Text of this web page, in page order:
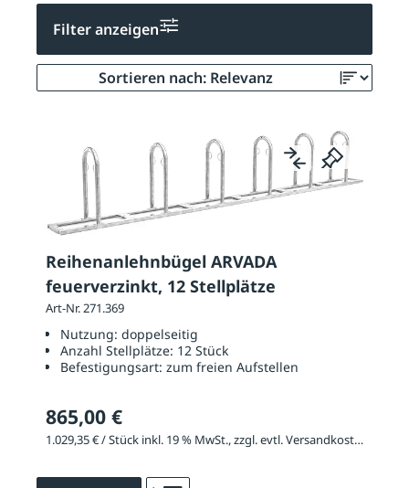
Filter anzeigen
Reihenanlehnbügel ARVADA
feuerverzinkt, 12 Stellplätze
Art-Nr. 271.369
Nutzung: doppelseitig
Anzahl Stellplätze: 12 Stück
Befestigungsart: zum freien Aufstellen
865,00 €
1.029,35 € / Stück inkl. 19 % MwSt., zzgl. evtl. Versandkosten